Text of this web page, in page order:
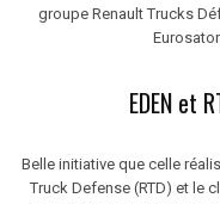
groupe Renault Trucks
EDEN et
Belle initiative que celle
Truck Defense (RTD) et le